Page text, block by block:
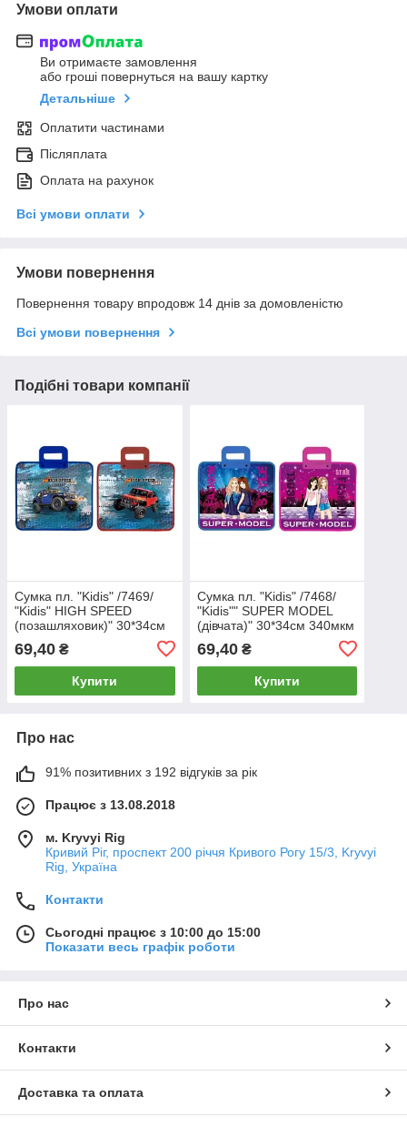
Умови оплати
Ви отримаєте замовлення
або гроші повернуться на вашу картку
Детальніше
Оплатити частинами
Післяплата
Оплата на рахунок
Всі умови оплати
Умови повернення
Повернення товару впродовж 14 днів за домовленістю
Всі умови повернення
Подібні товари компанії
Сумка пл. "Kidis" /7469/
"Kidis" HIGH SPEED
(позашляховик)" 30*34см
340мкм с пласт. ручками
(1/2/240)
69,40 ₴
Купити
Сумка пл. "Kidis" /7468/
"Kidis"" SUPER MODEL
(дівчата)" 30*34см 340мкм
69,40₴
Купити
Про нас
91% позитивних з 192 відгуків за рік
Працює з 13.08.2018
м. Kryvyi Rig
Кривий Ріг, проспект 200 річчя Кривого Рогу 15/3, Kryvyi
Rig, Україна
Контакти
Сьогодні працює з 10:00 до 15:00
Показати весь графік роботи
Про нас
Контакти
Доставка та оплата